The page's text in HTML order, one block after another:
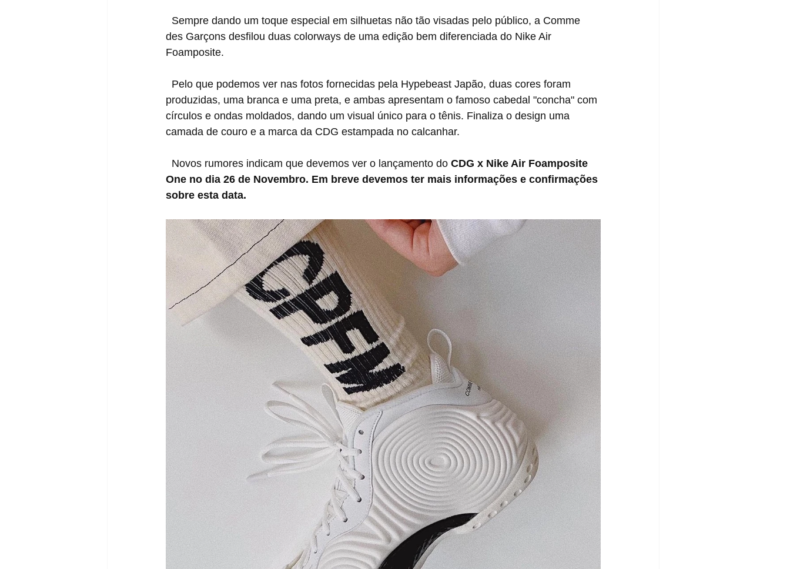
des Garçons desfilou duas colorways de uma edição bem diferenciada do Nike Air
Foamposite.
produzidas, uma branca e uma preta, e ambas apresentam o famoso cabedal "concha" com
círculos e ondas moldados, dando um visual único para o tênis. Finaliza o design uma
camada de couro e a marca da CDG estampada no calcanhar.
  Novos rumores indicam que devemos ver o lançamento do
CDG x Nike Air Foamposite
One no dia 26 de Novembro. Em breve devemos ter mais informações e confirmações
sobre esta data.